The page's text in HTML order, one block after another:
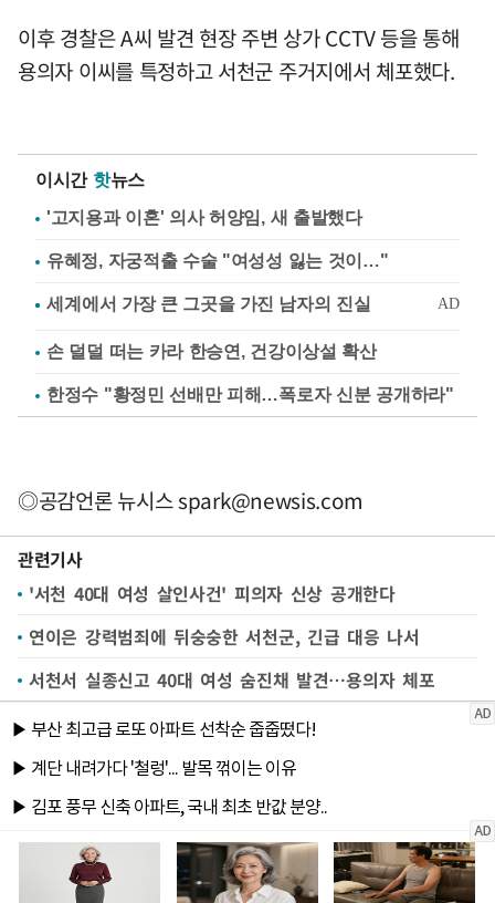
이후 경찰은 A씨 발견 현장 주변 상가 CCTV 등을 통해
용의자 이씨를 특정하고 서천군 주거지에서 체포했다.
이시간 핫뉴스
'고지용과 이혼' 의사 허양임, 새 출발했다
유혜정, 자궁적출 수술 "여성성 잃는 것이…"
손 덜덜 떠는 카라 한승연, 건강이상설 확산
한정수 "황정민 선배만 피해…폭로자 신분 공개하라"
◎공감언론 뉴시스spark@newsis.com
관련기사
'서천 40대 여성 살인사건' 피의자 신상 공개한다
연이은 강력범죄에 뒤숭숭한 서천군, 긴급 대응 나서
서천서 실종신고 40대 여성 숨진채 발견…용의자 체포